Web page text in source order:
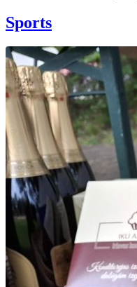
Sports